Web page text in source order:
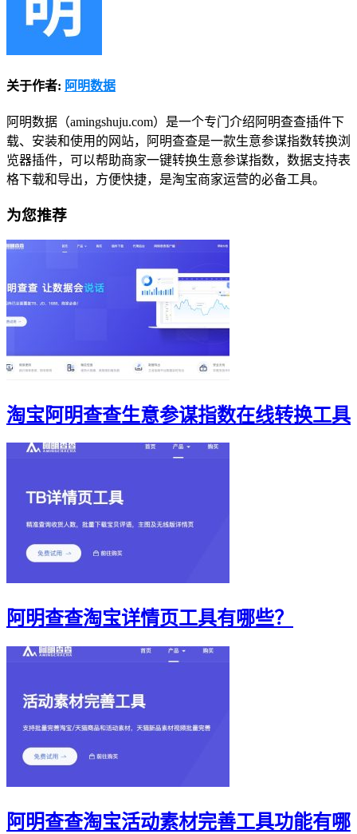
关于作者: 阿明数据
阿明数据（amingshuju.com）是一个专门介绍阿明查查插件下
载、安装和使用的网站，阿明查查是一款生意参谋指数转换浏
览器插件，可以帮助商家一键转换生意参谋指数，数据支持表
格下载和导出，方便快捷，是淘宝商家运营的必备工具。
为您推荐
淘宝阿明查查生意参谋指数在线转换工具
阿明查查淘宝详情页工具有哪些？
阿明查查淘宝活动素材完善工具功能有哪